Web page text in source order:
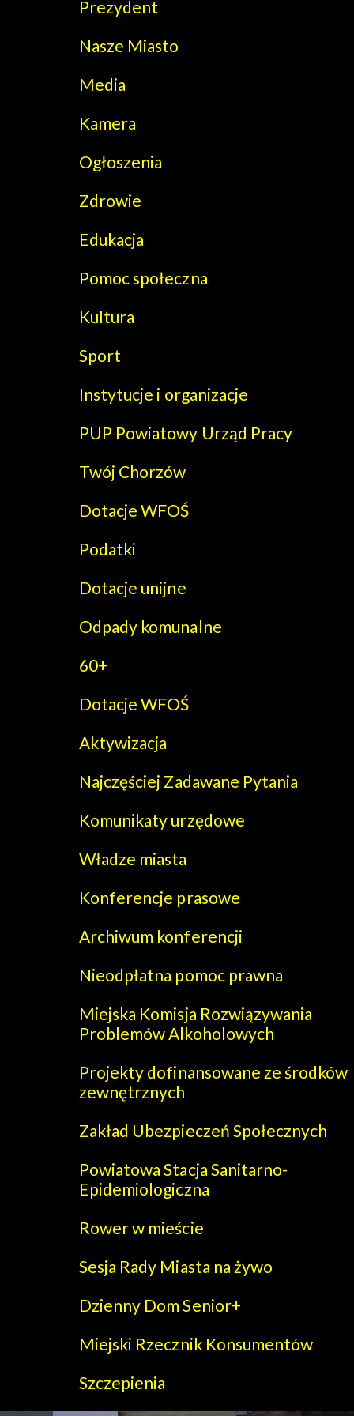
Prezydent
Nasze Miasto
Media
Kamera
Ogłoszenia
Zdrowie
Edukacja
Pomoc społeczna
Kultura
Sport
Instytucje i organizacje
PUP Powiatowy Urząd Pracy
Twój Chorzów
Dotacje WFOŚ
Podatki
Dotacje unijne
Odpady komunalne
60+
Dotacje WFOŚ
Aktywizacja
Najczęściej Zadawane Pytania
Komunikaty urzędowe
Władze miasta
Konferencje prasowe
Archiwum konferencji
Nieodpłatna pomoc prawna
Miejska Komisja Rozwiązywania
Problemów Alkoholowych
Projekty dofinansowane ze środków
zewnętrznych
Zakład Ubezpieczeń Społecznych
Powiatowa Stacja Sanitarno-
Epidemiologiczna
Rower w mieście
Sesja Rady Miasta na żywo
Dzienny Dom Senior+
Miejski Rzecznik Konsumentów
Szczepienia